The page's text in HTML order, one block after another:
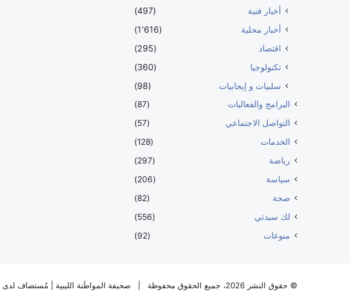
أخبار فنية
(497)
أخبار محلية
(1٬616)
اقتصاد
(295)
تكنولوجيا
(360)
سلبيات و إيجابيات
(98)
البرامج والفعاليات
(87)
التواصل الاجتماعي
(57)
الخدمات
(128)
رياضة
(297)
سياسة
(206)
صحة
(82)
لك سيدتي
(556)
منوعات
(92)
© حقوق النشر 2026، جميع الحقوق محفوظة | صحيفة المواطَنة الليبية | مُستضاف لدى